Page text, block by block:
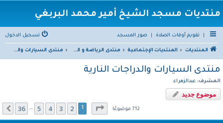
منتديات مسجد الشيخ أمير محمد البربغي
تقويم أوقات الصلاة صور المسجد تسجيل الدخول
المنتديات المنتديات الإجتماعية منتدى الرياضة و السيارات منتدى السيارات والدراجات النارية
منتدى السيارات والدراجات النارية
المشرف: عبدالزهراء
موضوع جديد
712 موضوعًاصفحة1من36
2
3
4
5
…
36 التالي